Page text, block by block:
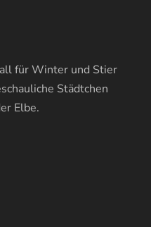
für Winter und Stier
Städtchen
Elbe.